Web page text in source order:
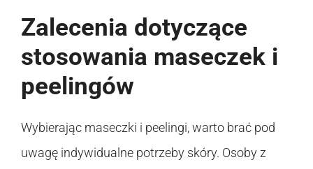
Zalecenia dotyczące
stosowania maseczek i
peelingów
Wybierając maseczki i peelingi, warto brać pod
uwagę indywidualne potrzeby skóry. Osoby z